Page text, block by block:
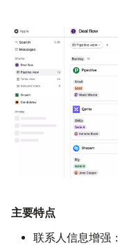
主要特点
联系人信息增强：